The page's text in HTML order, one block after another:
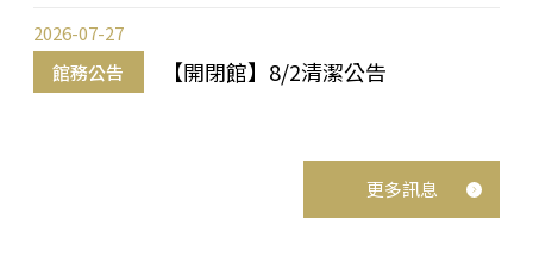
館務公告 【開閉館】8/2清潔公告
2026-07-27
更多訊息